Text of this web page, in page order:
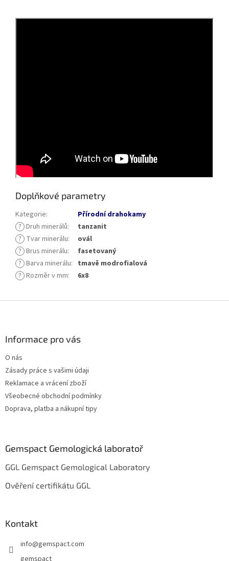
Doplňkové parametry
Kategorie:
Přírodní drahokamy
? Druh minerálů:
tanzanit
? Tvar minerálu:
ovál
? Brus minerálu:
fasetovaný
? Barva minerálu: tmavě modrofialová
? Rozměr v mm: 6x8
Informace pro vás
O nás
Zásady práce s vašimi údaji
Reklamace a vrácení zboží
Všeobecné obchodní podmínky
Doprava, platba a nákupní tipy
Gemspact Gemologická laboratoř
GGL Gemspact Gemological Laboratory
Ověření certifikátu GGL
Kontakt
info@gemspact.com